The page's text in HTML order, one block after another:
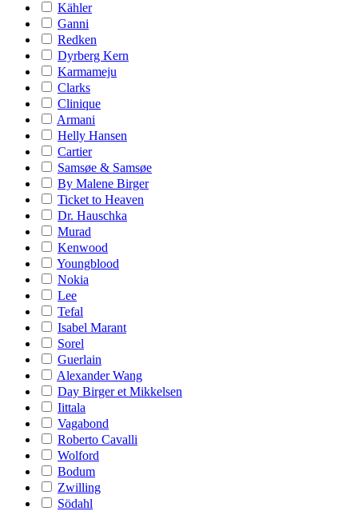
Kähler
Ganni
Redken
Dyrberg Kern
Karmameju
Clarks
Clinique
Armani
Helly Hansen
Cartier
Samsøe & Samsøe
By Malene Birger
Ticket to Heaven
Dr. Hauschka
Murad
Kenwood
Youngblood
Nokia
Lee
Tefal
Isabel Marant
Sorel
Guerlain
Alexander Wang
Day Birger et Mikkelsen
Iittala
Vagabond
Roberto Cavalli
Wolford
Bodum
Zwilling
Södahl